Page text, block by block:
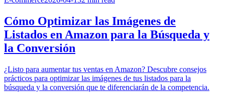
Cómo Optimizar las Imágenes de
Listados en Amazon para la Búsqueda y
la Conversión
¿Listo para aumentar tus ventas en Amazon? Descubre consejos
prácticos para optimizar las imágenes de tus listados para la
búsqueda y la conversión que te diferenciarán de la competencia.